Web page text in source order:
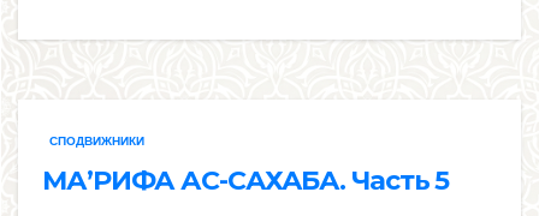
СПОДВИЖНИКИ
МА’РИФА АС-САХАБА. Часть 5